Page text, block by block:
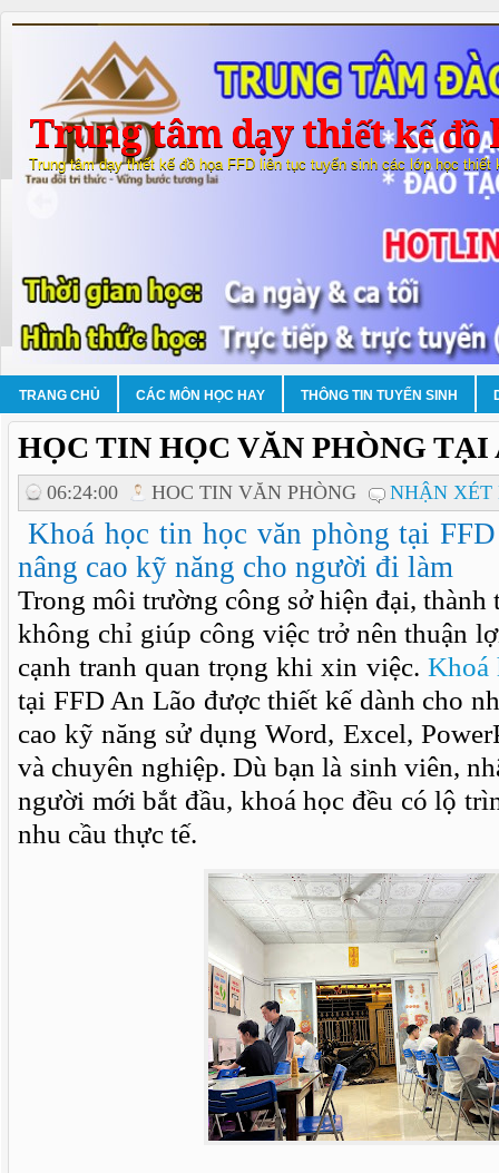
Trung tâm dạy thiết kế đồ
Trung tâm dạy thiết kế đồ họa FFD liên tục tuyển sinh các lớp học thiết
TRANG CHỦ CÁC MÔN HỌC HAY THÔNG TIN TUYỂN SINH
HỌC TIN HỌC VĂN PHÒNG TẠI
06:24:00 HOC TIN VĂN PHÒNG NHẬN
Khoá học tin học văn phòng tại
nâng cao kỹ năng cho người đi làm
Trong môi trường công sở hiện đại, thành
không chỉ giúp công việc trở nên thuận
cạnh tranh quan trọng khi xin việc. Khoá
tại FFD An Lão được thiết kế dành cho
cao kỹ năng sử dụng Word, Excel,
và chuyên nghiệp. Dù bạn là sinh viên,
người mới bắt đầu, khoá học đều có lộ
nhu cầu thực tế.